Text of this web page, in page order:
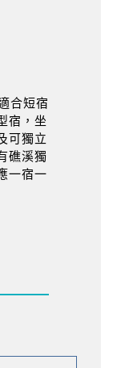
合短宿
宿，坐
可獨立
礁溪獨
一宿一